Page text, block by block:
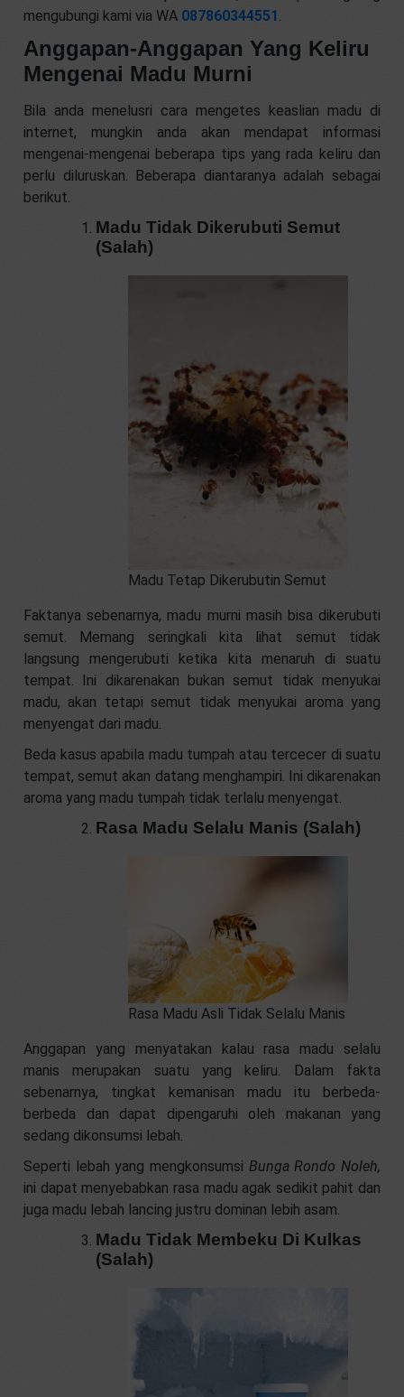
mengubungi kami via WA 087860344551 .
Anggapan-Anggapan Yang Keliru
Mengenai Madu Murni
Bila anda menelusri cara mengetes keaslian madu di
internet, mungkin anda akan mendapat informasi
mengenai-mengenai beberapa tips yang rada keliru dan
perlu diluruskan. Beberapa diantaranya adalah sebagai
berikut.
Madu Tidak Dikerubuti Semut
(Salah)
Madu Tetap Dikerubutin Semut
Faktanya sebenarnya, madu murni masih bisa dikerubuti
semut. Memang seringkali kita lihat semut tidak
langsung mengerubuti ketika kita menaruh di suatu
tempat. Ini dikarenakan bukan semut tidak menyukai
madu, akan tetapi semut tidak menyukai aroma yang
menyengat dari madu.
Beda kasus apabila madu tumpah atau tercecer di suatu
tempat, semut akan datang menghampiri. Ini dikarenakan
aroma yang madu tumpah tidak terlalu menyengat.
Rasa Madu Selalu Manis (Salah)
Rasa Madu Asli Tidak Selalu Manis
Anggapan yang menyatakan kalau rasa madu selalu
manis merupakan suatu yang keliru. Dalam fakta
sebenarnya, tingkat kemanisan madu itu berbeda-
berbeda dan dapat dipengaruhi oleh makanan yang
sedang dikonsumsi lebah.
Seperti lebah yang mengkonsumsi Bunga Rondo Noleh,
ini dapat menyebabkan rasa madu agak sedikit pahit dan
juga madu lebah lancing justru dominan lebih asam.
Madu Tidak Membeku Di Kulkas
(Salah)